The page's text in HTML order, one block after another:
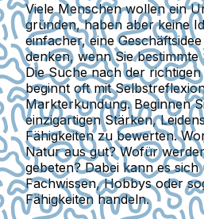
Viele Menschen wollen ein
gründen, haben aber keine
einfacher, eine
denken, wenn Sie
Die Suche nach der richtigen
beginnt oft mit
Markterkundung. Beginnen
einzigartigen Stärken,
Fähigkeiten zu bewerten.
Natur aus gut? Wofür
gebeten? Dabei kann es
Fachwissen, Hobbys oder
Fähigkeiten handeln.